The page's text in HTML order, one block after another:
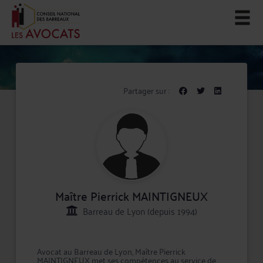
Partager sur :
Maître Pierrick MAINTIGNEUX
Barreau de Lyon (depuis 1994)
Avocat au Barreau de Lyon, Maître Pierrick
MAINTIGNEUX met ses compétences au service de